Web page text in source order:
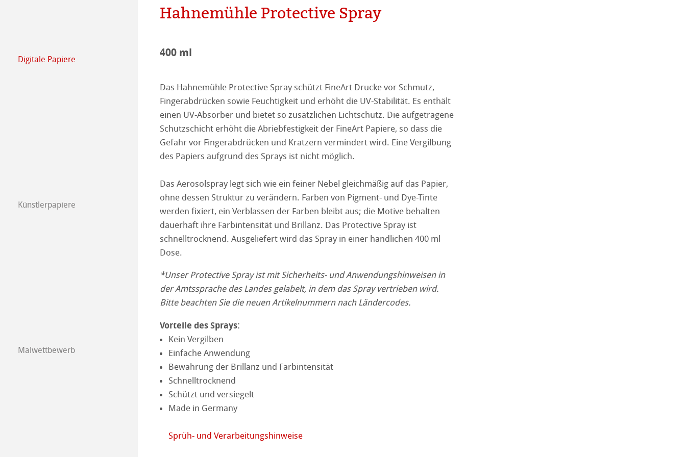
Ausbildung
Digitale Papiere
Matt FineArt smooth
Matt FineArt textured
Glossy FineArt
Photo Media
ICC Profile
Download Center
FAQ
Archiv
Harman by Hahnemühle
Hahnemühle Excellence Program
Certified Studios
QT Albums x Hahnemühle
Schutz & Archivierung
Hahnemühle Platinum Rag
Studio & Decor
My Art Registry
Häufig gestellte Fragen
Künstler­papiere
Hahnemühle Künstlerpapiere
The Collection
The Collection - Watercolour
The Collection - Sketch
Aquarell
Watercolour Books
Echt-Bütten Aquarell
Aquarell
Harmony & Expression Watercolour
Skizzenbücher
Pastell
Öl / Acryl
Grafik & Illustration
Malwettbewerb
Kalender 2026
Kalender 2025
Kalender 2024
Kalender 2023
Hahnemühle Protective Spray
400 ml
Das Hahnemühle Protective Spray schützt FineArt Drucke vor Schmutz,
Fingerabdrücken sowie Feuchtigkeit und erhöht die UV-Stabilität. Es enthält
einen UV-Absorber und bietet so zusätzlichen Lichtschutz. Die aufgetragene
Schutzschicht erhöht die Abriebfestigkeit der FineArt Papiere, so dass die
Gefahr vor Fingerabdrücken und Kratzern vermindert wird. Eine Vergilbung
des Papiers aufgrund des Sprays ist nicht möglich.
Das Aerosolspray legt sich wie ein feiner Nebel gleichmäßig auf das Papier,
ohne dessen Struktur zu verändern. Farben von Pigment- und Dye-Tinte
werden fixiert, ein Verblassen der Farben bleibt aus; die Motive behalten
dauerhaft ihre Farbintensität und Brillanz. Das Protective Spray ist
schnelltrocknend. Ausgeliefert wird das Spray in einer handlichen 400 ml
Dose.
*Unser Protective Spray ist mit Sicherheits- und Anwendungshinweisen in
der Amtssprache des Landes gelabelt, in dem das Spray vertrieben wird.
Bitte beachten Sie die neuen Artikelnummern nach Ländercodes.
Vorteile des Sprays:
Kein Vergilben
Einfache Anwendung
Bewahrung der Brillanz und Farbintensität
Schnelltrocknend
Schützt und versiegelt
Made in Germany
Sprüh- und Verarbeitungshinweise